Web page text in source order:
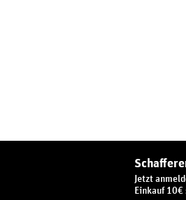
Jetzt
Einkauf 10€